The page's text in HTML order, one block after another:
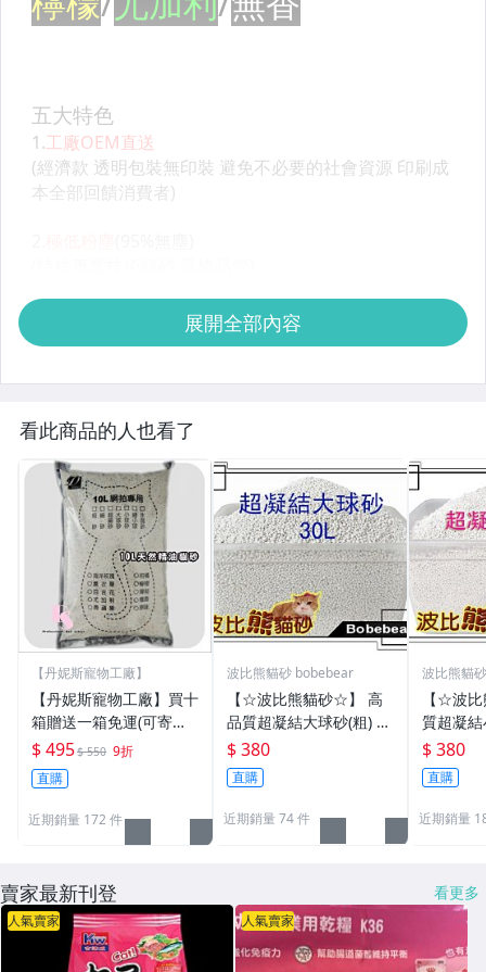
展開全部內容
看此商品的人也看了
【丹妮斯寵物工廠】
【丹妮斯寵物工廠】買十
箱贈送一箱免運(可寄倉)
一箱５包 (一包４.７公
斤)１０L一包天然精油貓
砂 人氣銷售款！
$ 495$ 550 9折
直購
近期銷量 172 件
波比熊貓砂 bobebear
【☆波比熊貓砂☆】 高
品質超凝結大球砂(粗) 30
L經濟包【現貨 】
$ 380
直購
近期銷量 74 件
波比熊貓
【☆波
質超凝
$ 380
直購
近期銷量
賣家最新刊登 看更多
人氣賣家 人氣賣家